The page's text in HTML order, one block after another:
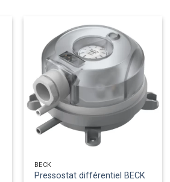
BECK
Pressostat différentiel BECK